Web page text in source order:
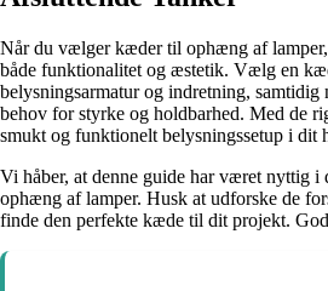
Når du vælger kæder til ophæng af
både funktionalitet og æstetik. Vælg en
belysningsarmatur og indretning, samtidig
behov for styrke og holdbarhed. Med de
smukt og funktionelt belysningssetup i dit
Vi håber, at denne guide har været nyttig i
ophæng af lamper. Husk at udforske de
finde den perfekte kæde til dit projekt.